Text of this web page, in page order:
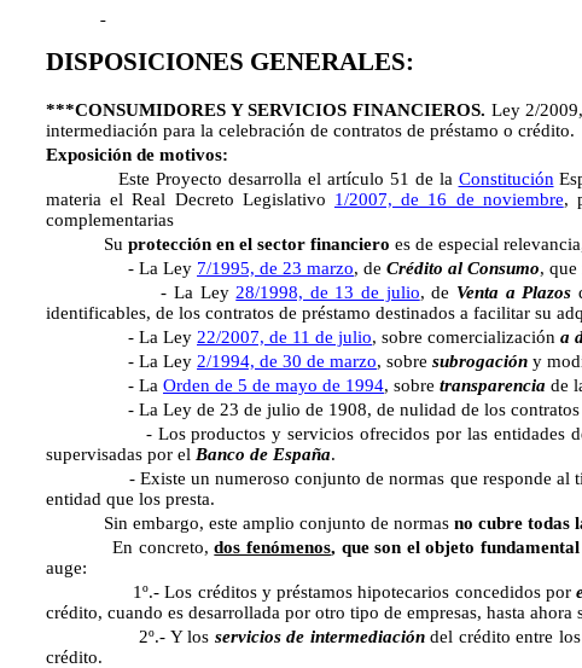
DISPOSICIONES GENERALES:
***CONSUMIDORES Y SERVICIOS FINANCIEROS. Ley 2/
intermediación para la celebración de contratos de préstamo o crédito.
Exposición de motivos:
Este Proyecto desarrolla el artículo 51 de la Constitución
materia el Real Decreto Legislativo 1/2007, de 16 de noviembre,
complementarias
Su protección en el sector financiero es de especial
- La Ley 7/1995, de 23 marzo, de Crédito al Consumo,
- La Ley 28/1998, de 13 de julio, de Venta a Plazos
identificables, de los contratos de préstamo destinados a facilitar su
- La Ley 22/2007, de 11 de julio, sobre comercialización a
- La Ley 2/1994, de 30 de marzo, sobre subrogación y
- La Orden de 5 de mayo de 1994, sobre transparencia de
- La Ley de 23 de julio de 1908, de nulidad de los contratos
- Los productos y servicios ofrecidos por las entidades de
supervisadas por el Banco de España.
- Existe un numeroso conjunto de normas que responde al
entidad que los presta.
Sin embargo, este amplio conjunto de normas no cubre todas
En concreto,dos fenómenos, que son el objeto
auge:
1º.- Los créditos y préstamos hipotecarios concedidos por
crédito, cuando es desarrollada por otro tipo de empresas, hasta
2º.- Y los servicios de intermediacióndel crédito entre los
crédito.